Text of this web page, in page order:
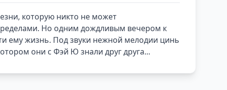
которую никто не может
Но одним дождливым вечером к
ему жизнь. Под звуки нежной мелодии цинь
они с Фэй Ю знали друг друга...